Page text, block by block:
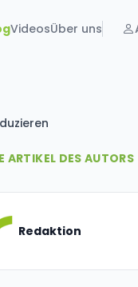
VideosÜber uns
ARTIKEL DES AUTORS
Redaktion